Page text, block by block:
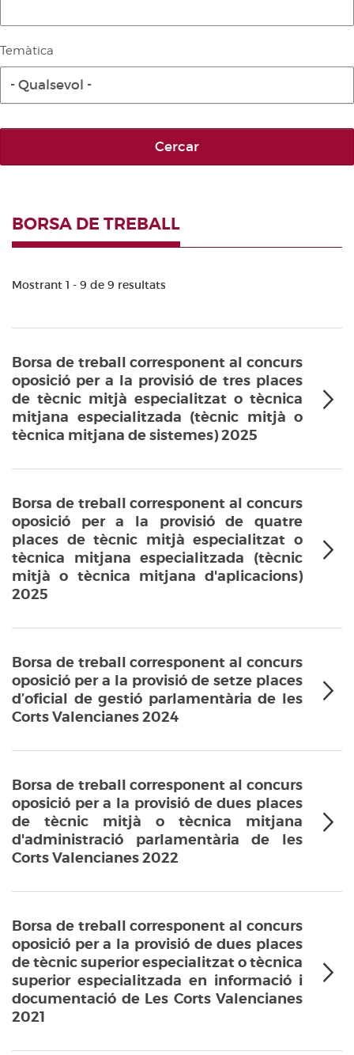
Temàtica
- Qualsevol -
Cercar
BORSA DE TREBALL
Mostrant 1 - 9 de 9 resultats
Borsa de treball corresponent al concurs
oposició per a la provisió de tres places
de tècnic mitjà especialitzat o tècnica
mitjana especialitzada (tècnic mitjà o
tècnica mitjana de sistemes) 2025
Borsa de treball corresponent al concurs
oposició per a la provisió de quatre
places de tècnic mitjà especialitzat o
tècnica mitjana especialitzada (tècnic
mitjà o tècnica mitjana d'aplicacions)
2025
Borsa de treball corresponent al concurs
oposició per a la provisió de setze places
d’oficial de gestió parlamentària de les
Corts Valencianes 2024
Borsa de treball corresponent al concurs
oposició per a la provisió de dues places
de tècnic mitjà o tècnica mitjana
d'administració parlamentària de les
Corts Valencianes 2022
Borsa de treball corresponent al concurs
oposició per a la provisió de dues places
de tècnic superior especialitzat o tècnica
superior especialitzada en informació i
documentació de Les Corts Valencianes
2021